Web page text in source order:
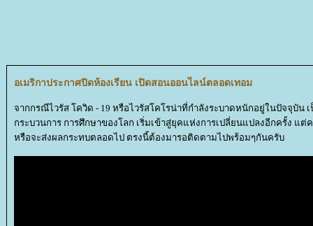
อเมริกาประกาศปิดห้องเรียน เปิดสอนออนไลน์ตลอดเทอม
จากกรณีไวรัส โควิด - 19 หรือไวรัสโคโรน่าที่กำลังระบาดหนักอยู่ในปัจจุบัน
กระบวนการ การศึกษาของโลก เริ่มเข้าสู่ยุคแห่งการเปลี่ยนแปลงอีกครั้ง แต่
หรือจะส่งผลกระทบตลอดไป ตรงนี้ต้องมารอติดตามไปพร้อมๆกันครับ